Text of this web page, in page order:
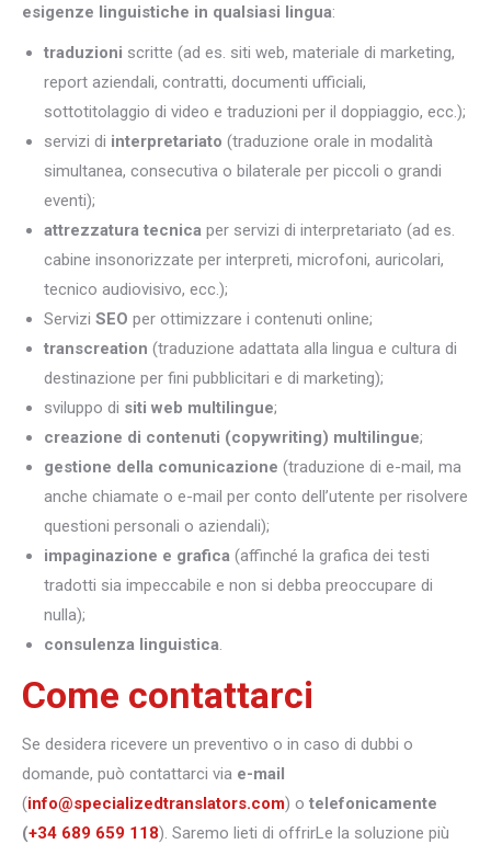
esigenze linguistiche in qualsiasi lingua:
traduzioni scritte (ad es. siti web, materiale di marketing,
report aziendali, contratti, documenti ufficiali,
sottotitolaggio di video e traduzioni per il doppiaggio, ecc.);
servizi di interpretariato (traduzione orale in modalità
simultanea, consecutiva o bilaterale per piccoli o grandi
eventi);
attrezzatura tecnica per servizi di interpretariato (ad es.
cabine insonorizzate per interpreti, microfoni, auricolari,
tecnico audiovisivo, ecc.);
Servizi SEO per ottimizzare i contenuti online;
transcreation (traduzione adattata alla lingua e cultura di
destinazione per fini pubblicitari e di marketing);
sviluppo di siti web multilingue;
creazione di contenuti (copywriting) multilingue;
gestione della comunicazione (traduzione di e-mail, ma
anche chiamate o e-mail per conto dell’utente per risolvere
questioni personali o aziendali);
impaginazione e grafica (affinché la grafica dei testi
tradotti sia impeccabile e non si debba preoccupare di
nulla);
consulenza linguistica.
Come contattarci
Se desidera ricevere un preventivo o in caso di dubbi o
domande, può contattarci via e-mail
(info@specializedtranslators.com) o telefonicamente
(+34 689 659 118). Saremo lieti di offrirLe la soluzione più